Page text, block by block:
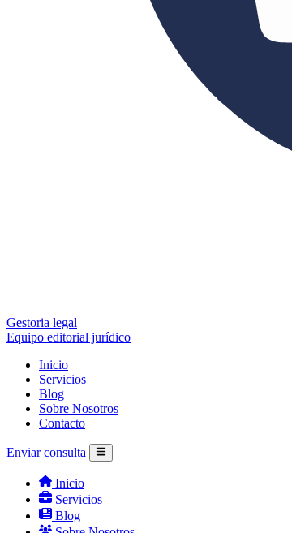
Gestoria legal
Equipo editorial jurídico
Inicio
Servicios
Blog
Sobre Nosotros
Contacto
Enviar consulta
Inicio
Servicios
Blog